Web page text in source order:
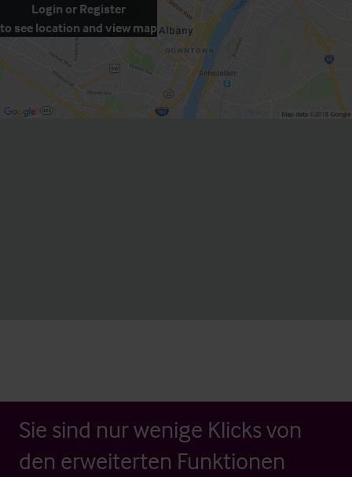
Login or Register
to see location and view map
Sie sind nur wenige Klicks von
den erweiterten Funktionen